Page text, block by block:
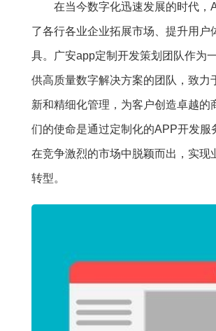
在当今数字化迅速发展的时代，
了各行各业企业拓展市场、提升用户
具。广安app定制开发策划团队作为
供高质量数字解决方案的团队，致力
新和精细化管理，为客户创造卓越的
们的使命是通过定制化的APP开发服
在竞争激烈的市场中脱颖而出，实现
转型。